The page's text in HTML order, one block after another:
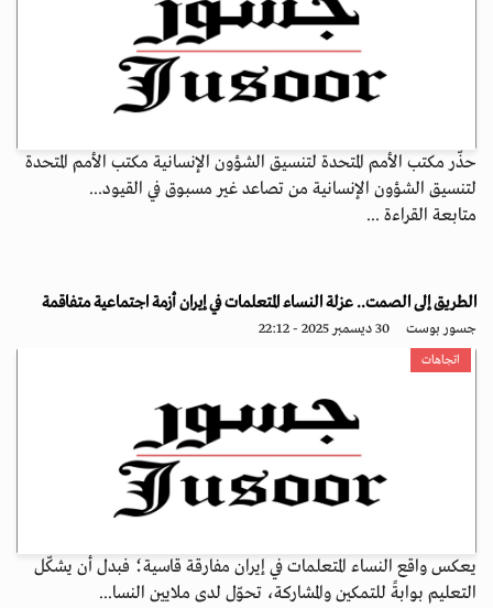
حذّر مكتب الأمم المتحدة لتنسيق الشؤون الإنسانية مكتب الأمم المتحدة
لتنسيق الشؤون الإنسانية من تصاعد غير مسبوق في القيود...
متابعة القراءة ...
الطريق إلى الصمت.. عزلة النساء المتعلمات في إيران أزمة اجتماعية متفاقمة
جسور بوست 30 ديسمبر 2025 - 22:12
اتجاهات
يعكس واقع النساء المتعلمات في إيران مفارقة قاسية؛ فبدل أن يشكّل
التعليم بوابةً للتمكين والمشاركة، تحوّل لدى ملايين النسا...